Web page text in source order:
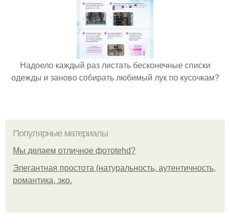
Надоело каждый раз листать бесконечные списки
одежды и заново собирать любимый лук по кусочкам?
Популярные материалы
Мы делаем отличное фотоtehd?
Элегантная простота (натуральность, аутентичность,
романтика, эко.